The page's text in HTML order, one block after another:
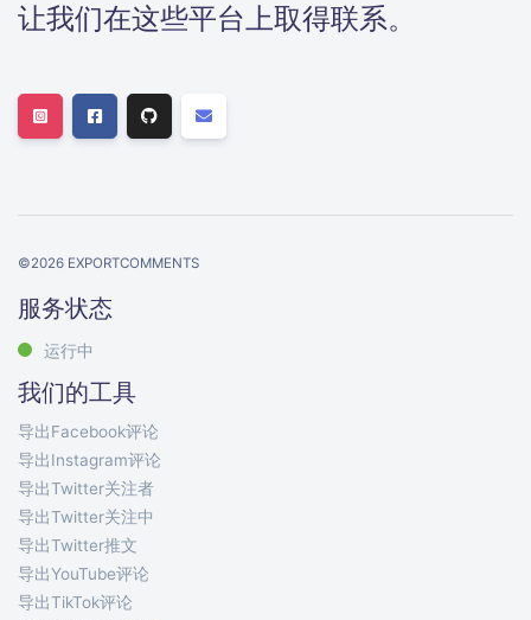
让我们在这些平台上取得联系。
©2026 EXPORTCOMMENTS
服务状态
运行中
我们的工具
导出Facebook评论
导出Instagram评论
导出Twitter关注者
导出Twitter关注中
导出Twitter推文
导出YouTube评论
导出TikTok评论